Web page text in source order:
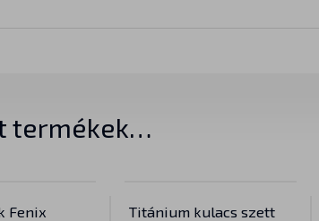
termékek…
Fenix
Titánium kulacs szett